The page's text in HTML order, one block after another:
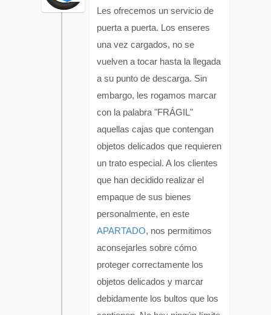
Les ofrecemos un servicio de
puerta a puerta. Los enseres
una vez cargados, no se
vuelven a tocar hasta la llegada
a su punto de descarga. Sin
embargo, les rogamos marcar
con la palabra "FRÁGIL"
aquellas cajas que contengan
objetos delicados que requieren
un trato especial. A los clientes
que han decidido realizar el
empaque de sus bienes
personalmente, en este
APARTADO, nos permitimos
aconsejarles sobre cómo
proteger correctamente los
objetos delicados y marcar
debidamente los bultos que los